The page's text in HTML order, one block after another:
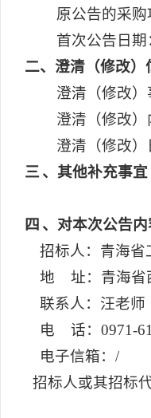
原公告的采
首次公告日期
二、澄清（修改）
澄清（修改
澄清（修改
澄清（修改）
三、其他补充事宜
四 、对本次公告
招标人：青海省
地 址：青海省
联系人：汪老师
电 话：0971-
电子信箱：/
招标人或其招标